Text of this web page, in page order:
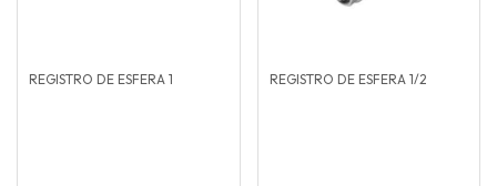
REGISTRO DE ESFERA 1 REGISTRO DE ESFERA 1/2